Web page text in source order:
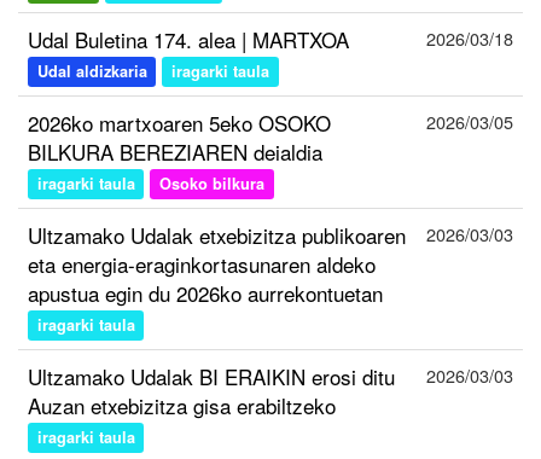
Udal Buletina 174. alea | MARTXOA
Udal aldizkaria iragarki taula
2026/03/18
2026ko martxoaren 5eko OSOKO
BILKURA BEREZIAREN deialdia
iragarki taula Osoko bilkura
2026/03/05
Ultzamako Udalak etxebizitza publikoaren
eta energia-eraginkortasunaren aldeko
apustua egin du 2026ko aurrekontuetan
iragarki taula
2026/03/03
Ultzamako Udalak BI ERAIKIN erosi ditu
Auzan etxebizitza gisa erabiltzeko
iragarki taula
2026/03/03